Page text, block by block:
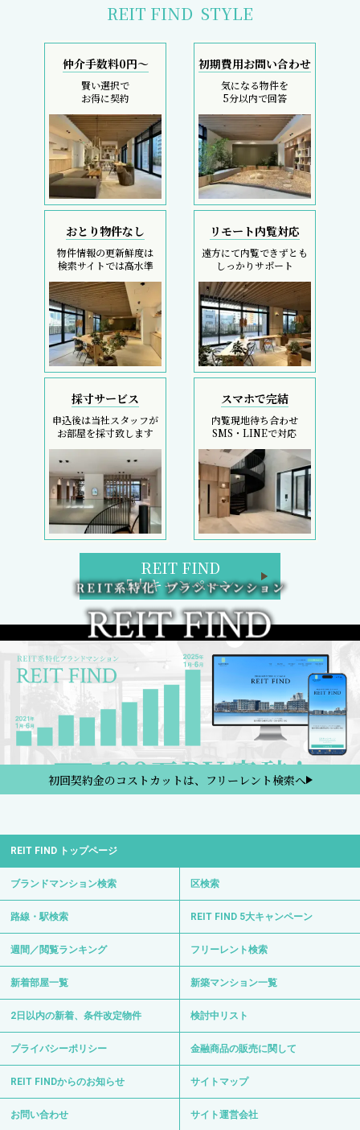
REIT FIND STYLE
仲介手数料0円～
賢い選択で
お得に契約
初期費用お問い合わせ
気になる物件を
5分以内で回答
おとり物件なし
物件情報の更新鮮度は
検索サイトでは高水準
リモート内覧対応
遠方にて内覧できずとも
しっかりサポート
採寸サービス
申込後は当社スタッフが
お部屋を採寸致します
スマホで完結
内覧現地待ち合わせ
SMS・LINEで対応
REIT FIND
5大キャンペーン
初回契約金のコストカットは、フリーレント検索へ
REIT FIND トップページ
ブランドマンション検索 区検索
路線・駅検索 REIT FIND 5大キャンペーン
週間／閲覧ランキング フリーレント検索
新着部屋一覧 新築マンション一覧
2日以内の新着、条件改定物件 検討中リスト
プライバシーポリシー 金融商品の販売に関して
REIT FINDからのお知らせ サイトマップ
お問い合わせ サイト運営会社